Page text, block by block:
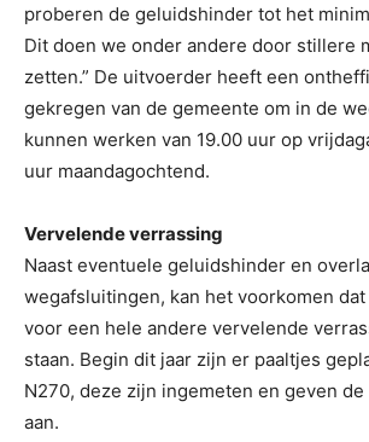
proberen de geluidshinder tot het
Dit doen we onder andere door stillere
zetten.” De uitvoerder heeft een
gekregen van de gemeente om in de
kunnen werken van 19.00 uur op
uur maandagochtend.
Vervelende verrassing
Naast eventuele geluidshinder en
wegafsluitingen, kan het voorkomen
voor een hele andere vervelende
staan. Begin dit jaar zijn er paaltjes
N270, deze zijn ingemeten en geven
aan.